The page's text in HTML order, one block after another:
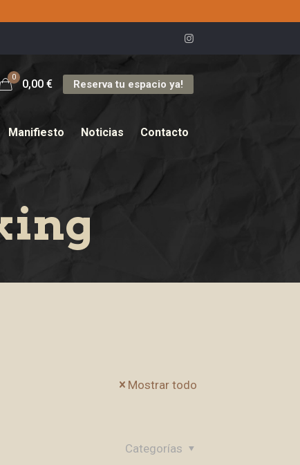
0
0,00 € Reserva tu espacio ya!
Manifiesto Noticias Contacto
Mostrar todo
Categorías